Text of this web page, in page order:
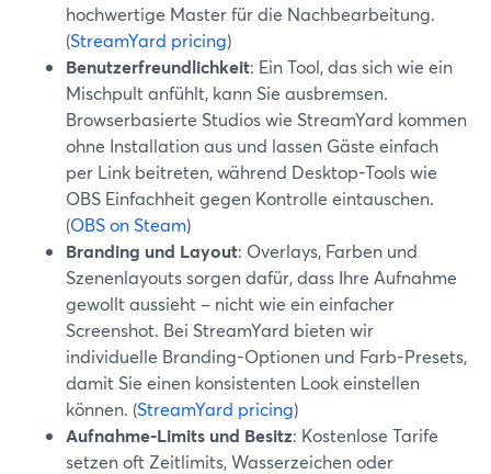
hochwertige Master für die Nachbearbeitung.
(StreamYard pricing)
Benutzerfreundlichkeit: Ein Tool, das sich wie ein
Mischpult anfühlt, kann Sie ausbremsen.
Browserbasierte Studios wie StreamYard kommen
ohne Installation aus und lassen Gäste einfach
per Link beitreten, während Desktop-Tools wie
OBS Einfachheit gegen Kontrolle eintauschen.
(OBS on Steam)
Branding und Layout: Overlays, Farben und
Szenenlayouts sorgen dafür, dass Ihre Aufnahme
gewollt aussieht – nicht wie ein einfacher
Screenshot. Bei StreamYard bieten wir
individuelle Branding-Optionen und Farb-Presets,
damit Sie einen konsistenten Look einstellen
können. (StreamYard pricing)
Aufnahme-Limits und Besitz: Kostenlose Tarife
setzen oft Zeitlimits, Wasserzeichen oder